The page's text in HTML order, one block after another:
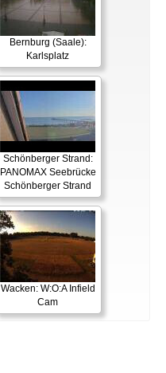
Bernburg (Saale):
Karlsplatz
Schönberger Strand:
PANOMAX Seebrücke
Schönberger Strand
Wacken: W:O:A Infield
Cam